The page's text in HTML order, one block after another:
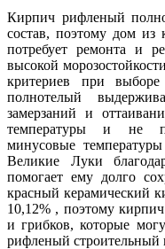
Кирпич рифленый
состав, поэтому дом из
потребует ремонта и
высокой
критериев при
полнотелый
замерзаний и
температуры и не
минусовые
Великие Луки
помогает ему долго
красный керамический
10,12% , поэтому
и грибков, которые
рифленый строительный